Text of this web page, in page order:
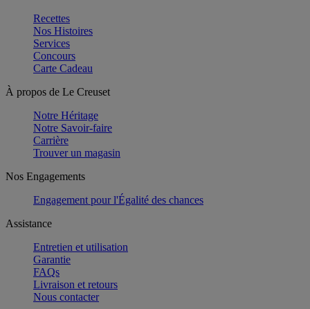
Recettes
Nos Histoires
Services
Concours
Carte Cadeau
À propos de Le Creuset
Notre Héritage
Notre Savoir-faire
Carrière
Trouver un magasin
Nos Engagements
Engagement pour l'Égalité des chances
Assistance
Entretien et utilisation
Garantie
FAQs
Livraison et retours
Nous contacter